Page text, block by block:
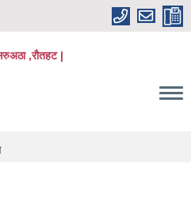
,रौतहट |